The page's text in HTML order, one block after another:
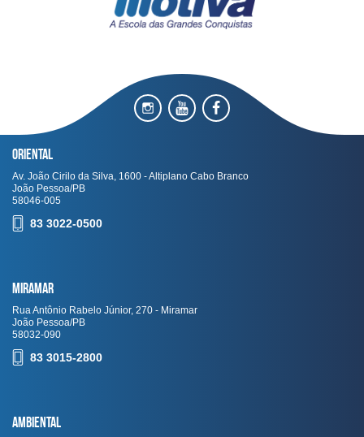
Oriental
Av. João Cirilo da Silva, 1600 - Altiplano Cabo Branco
João Pessoa/PB
58046-005
83 3022-0500
Miramar
Rua Antônio Rabelo Júnior, 270 - Miramar
João Pessoa/PB
58032-090
83 3015-2800
Ambiental